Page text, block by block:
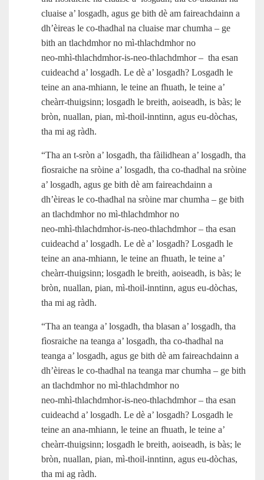
cluaise a’ losgadh, agus ge bith dè am faireachdainn a
dh’èireas le co-thadhal na cluaise mar chumha – ge
bith an tlachdmhor no mì-thlachdmhor no
neo‑mhì‑thlachdmhor‑is‑neo‑thlachdmhor – tha esan
cuideachd a’ losgadh. Le dè a’ losgadh? Losgadh le
teine an ana‑mhiann, le teine an fhuath, le teine a’
cheàrr‑thuigsinn; losgadh le breith, aoiseadh, is bàs; le
bròn, nuallan, pian, mì‑thoil-inntinn, agus eu‑dòchas,
tha mi ag ràdh.
“Tha an t‑sròn a’ losgadh, tha fàilidhean a’ losgadh, tha
fìosraiche na sròine a’ losgadh, tha co-thadhal na sròine
a’ losgadh, agus ge bith dè am faireachdainn a
dh’èireas le co-thadhal na sròine mar chumha – ge bith
an tlachdmhor no mì-thlachdmhor no
neo‑mhì‑thlachdmhor‑is‑neo‑thlachdmhor – tha esan
cuideachd a’ losgadh. Le dè a’ losgadh? Losgadh le
teine an ana‑mhiann, le teine an fhuath, le teine a’
cheàrr‑thuigsinn; losgadh le breith, aoiseadh, is bàs; le
bròn, nuallan, pian, mì‑thoil-inntinn, agus eu‑dòchas,
tha mi ag ràdh.
“Tha an teanga a’ losgadh, tha blasan a’ losgadh, tha
fìosraiche na teanga a’ losgadh, tha co-thadhal na
teanga a’ losgadh, agus ge bith dè am faireachdainn a
dh’èireas le co-thadhal na teanga mar chumha – ge bith
an tlachdmhor no mì-thlachdmhor no
neo‑mhì‑thlachdmhor‑is‑neo‑thlachdmhor – tha esan
cuideachd a’ losgadh. Le dè a’ losgadh? Losgadh le
teine an ana‑mhiann, le teine an fhuath, le teine a’
cheàrr‑thuigsinn; losgadh le breith, aoiseadh, is bàs; le
bròn, nuallan, pian, mì‑thoil-inntinn, agus eu‑dòchas,
tha mi ag ràdh.